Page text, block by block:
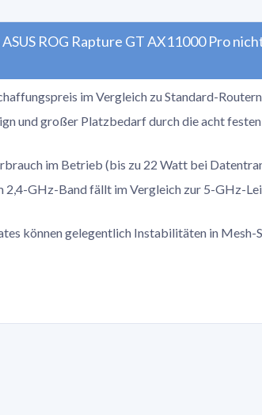
ROG Rapture GT AX11000 Pro
im Vergleich zu Standard-Routern
und großer Platzbedarf durch die acht festen
im Betrieb (bis zu 22 Watt bei
2,4-GHz-Band fällt im Vergleich zur 5-GHz-
können gelegentlich Instabilitäten in Mesh-